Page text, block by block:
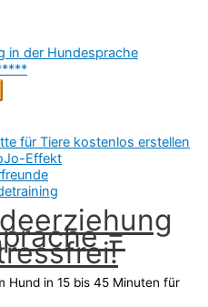
in der Hundesprache
für Tiere kostenlos erstellen
Effekt
=
Hund in 15 bis 45 Minuten für